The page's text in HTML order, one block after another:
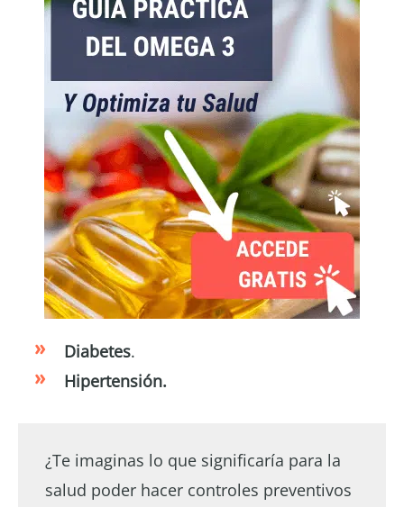
Diabetes.
Hipertensión.
¿Te imaginas lo que significaría para la
salud poder hacer controles preventivos